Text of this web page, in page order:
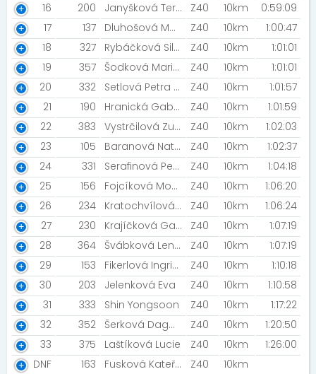
16
200 Janyšková Terezie Z40 10km
0:59:09
17
137 Dluhošová Martina Z40 10km
1:00:47
18
327 Rybáčková Silvie [Běžecký klub ČS] Z40 10km
1:01:01
19
357 Šodková Marie [NN2023] Z40 10km
1:01:01
20
332 Setlová Petra [NN2024] Z40 10km
1:01:57
21
190 Hranická Gabriela Z40 10km
1:01:59
22
383 Vystrčilová Zuzana [innogy] Z40 10km
1:02:03
23
105 Baranová Natálie Z40 10km
1:02:37
24
331 Serafinová Petra Z40 10km
1:04:18
25
156 Fojcíková Monika Z40 10km
1:06:20
26
234 Kratochvílová Karla Z40 10km
1:06:24
27
230 Krajíčková Gabriela [ADVENTURE ZÁVADA ] Z40 10km
1:07:19
28
364 Švábková Lenka [ADVENTURE ZÁVADA ] Z40 10km
1:07:19
29
153 Fikerlová Ingrid [Prostě běž! ] Z40 10km
1:10:18
30
203 Jelenková Eva Z40 10km
1:10:58
31
333 Shin Yongsoon Z40 10km
1:17:22
32
352 Šerková Dagmar Z40 10km
1:20:50
33
375 Laštíková Lucie Z40 10km
1:26:00
DNF
163 Fusková Kateřina [Bio Biolit] Z40 10km